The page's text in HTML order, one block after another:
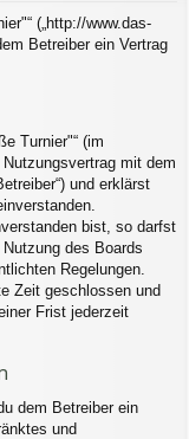
n
(„http://www.das-
Betreiber ein Vertrag
Turnier"“ (im
Nutzungsvertrag mit dem
und erklärst
bist, so darfst
des Boards
Regelungen.
Zeit geschlossen und
Frist jederzeit
dem Betreiber ein
und